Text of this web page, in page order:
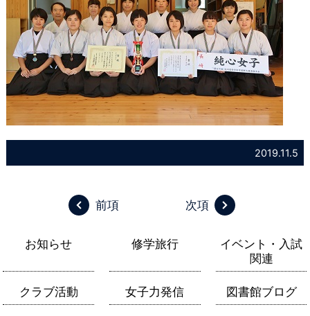
2019.11.5
前項 次項
お知らせ 修学旅行
イベント・入試
関連
クラブ活動 女子力発信 図書館ブログ